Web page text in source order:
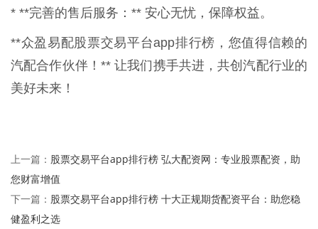
* **完善的售后服务：** 安心无忧，保障权益。
**众盈易配股票交易平台app排行榜，您值得信赖的
汽配合作伙伴！** 让我们携手共进，共创汽配行业的
美好未来！
上一篇： 股票交易平台app排行榜 弘大配资网：专业股票配资，助
您财富增值
下一篇： 股票交易平台app排行榜 十大正规期货配资平台：助您稳
健盈利之选